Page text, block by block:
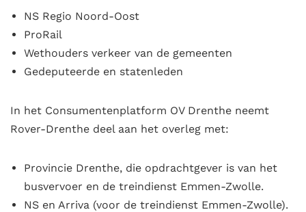
NS Regio Noord-Oost
ProRail
Wethouders verkeer van de gemeenten
Gedeputeerde en statenleden
In het Consumentenplatform OV Drenthe neemt
Rover-Drenthe deel aan het overleg met:
Provincie Drenthe, die opdrachtgever is van het
busvervoer en de treindienst Emmen-Zwolle.
NS en Arriva (voor de treindienst Emmen-Zwolle).